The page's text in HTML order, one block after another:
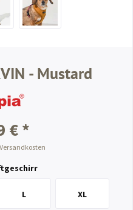
- Mustard
€ *
L XL